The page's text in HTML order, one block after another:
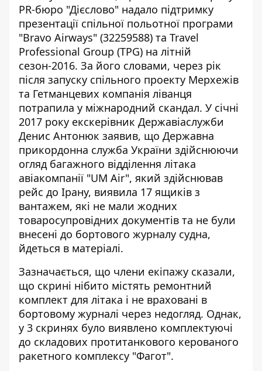
PR-бюро "Дієслово" надало підтримку
презентації спільної польотної програми
"Bravo Airways" (32259588) та Travel
Professional Group (TPG) на літній
сезон-2016. За його словами, через рік
після запуску спільного проекту Мерхежів
та Гетманцевих компанія ліванця
потрапила у міжнародний скандал. У січні
2017 року екскерівник Державіаслужби
Денис Антонюк заявив, що Державна
прикордонна служба України здійснюючи
огляд багажного відділення літака
авіакомпанії "UM Air", який здійснював
рейс до Ірану, виявила 17 ящиків з
вантажем, які не мали жодних
товаросупровідних документів та не були
внесені до бортового журналу судна,
йдеться в матеріалі.
Зазначається, що члени екіпажу сказали,
що скрині нібито містять ремонтний
комплект для літака і не враховані в
бортовому журналі через недогляд. Однак,
у 3 скринях було виявлено комплектуючі
до складових протитанкового керованого
ракетного комплексу "Фагот".